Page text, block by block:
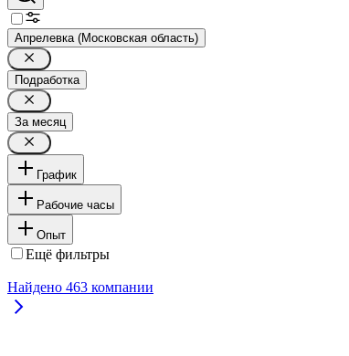
Апрелевка (Московская область)
Подработка
За месяц
График
Рабочие часы
Опыт
Ещё фильтры
Найдено 463 компании